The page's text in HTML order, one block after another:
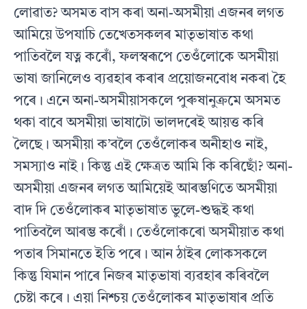
লোৱাত? অসমত বাস কৰা অনা-অসমীয়া এজনৰ লগত
আমিয়ে উপযাচি তেখেতসকলৰ মাতৃভাষাত কথা
পাতিবলৈ যত্ন কৰোঁ, ফলস্বৰূপে তেওঁলোকে অসমীয়া
ভাষা জানিলেও ব্যৱহাৰ কৰাৰ প্ৰয়োজনবোধ নকৰা হৈ
পৰে। এনে অনা-অসমীয়াসকলে পুৰুষানুক্ৰমে অসমত
থকা বাবে অসমীয়া ভাষাটো ভালদৰেই আয়ত্ত কৰি
লৈছে। অসমীয়া ক’বলৈ তেওঁলোকৰ অনীহাও নাই,
সমস্যাও নাই। কিন্তু এই ক্ষেত্ৰত আমি কি কৰিছোঁ? অনা-
অসমীয়া এজনৰ লগত আমিয়েই আৰম্ভণিতে অসমীয়া
বাদ দি তেওঁলোকৰ মাতৃভাষাত ভুলে-শুদ্ধই কথা
পাতিবলৈ আৰম্ভ কৰোঁ। তেওঁলোকৰো অসমীয়াত কথা
পতাৰ সিমানতে ইতি পৰে। আন ঠাইৰ লোকসকলে
কিন্তু যিমান পাৰে নিজৰ মাতৃভাষা ব্যৱহাৰ কৰিবলৈ
চেষ্টা কৰে। এয়া নিশ্চয় তেওঁলোকৰ মাতৃভাষাৰ প্ৰতি